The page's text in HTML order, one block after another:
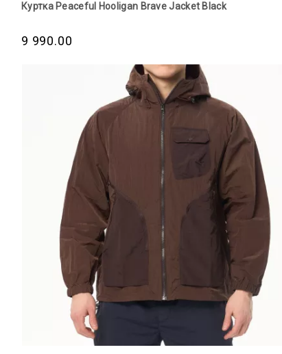
Куртка Peaceful Hooligan Brave Jacket Black
9 990.00